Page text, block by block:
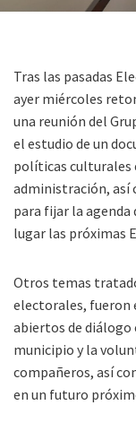
Tras las pasadas
ayer miércoles
una reunión del
el estudio de un
políticas culturales
administración, así
para fijar la agenda
lugar las próximas
Otros temas
electorales, fueron
abiertos de diálogo
municipio y la
compañeros, así
en un futuro